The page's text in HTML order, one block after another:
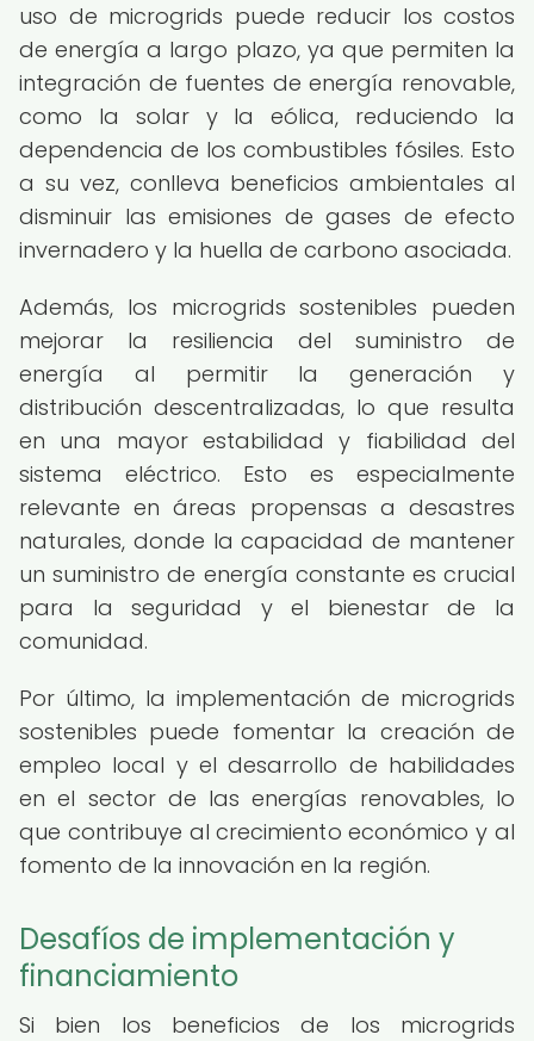
uso de microgrids puede reducir los costos
de energía a largo plazo, ya que permiten la
integración de fuentes de energía renovable,
como la solar y la eólica, reduciendo la
dependencia de los combustibles fósiles. Esto
a su vez, conlleva beneficios ambientales al
disminuir las emisiones de gases de efecto
invernadero y la huella de carbono asociada.
Además, los microgrids sostenibles pueden
mejorar la resiliencia del suministro de
energía al permitir la generación y
distribución descentralizadas, lo que resulta
en una mayor estabilidad y fiabilidad del
sistema eléctrico. Esto es especialmente
relevante en áreas propensas a desastres
naturales, donde la capacidad de mantener
un suministro de energía constante es crucial
para la seguridad y el bienestar de la
comunidad.
Por último, la implementación de microgrids
sostenibles puede fomentar la creación de
empleo local y el desarrollo de habilidades
en el sector de las energías renovables, lo
que contribuye al crecimiento económico y al
fomento de la innovación en la región.
Desafíos de implementación y
financiamiento
Si bien los beneficios de los microgrids